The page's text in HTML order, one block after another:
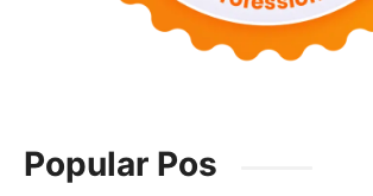
Popular Pos